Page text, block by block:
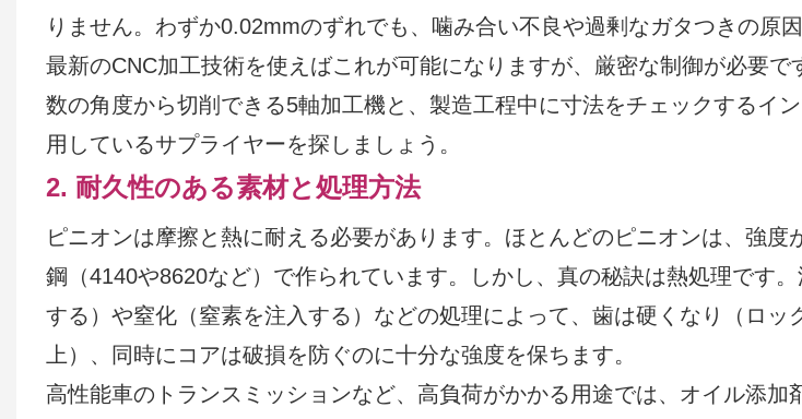
りません。わずか0.02mmのずれでも、噛み合い不良や過剰なガタつきの原因
最新のCNC加工技術を使えばこれが可能になりますが、厳密な制御が必要で
数の角度から切削できる5軸加工機と、製造工程中に寸法をチェックするイ
用しているサプライヤーを探しましょう。
2. 耐久性のある素材と処理方法
ピニオンは摩擦と熱に耐える必要があります。ほとんどのピニオンは、強度
鋼（4140や8620など）で作られています。しかし、真の秘訣は熱処理です
する）や窒化（窒素を注入する）などの処理によって、歯は硬くなり（ロッ
上）、同時にコアは破損を防ぐのに十分な強度を保ちます。
高性能車のトランスミッションなど、高負荷がかかる用途では、オイル添加